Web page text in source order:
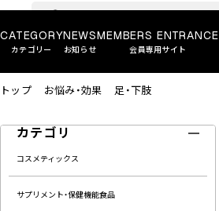
CATEGORY
カテゴリー
NEWS
お知らせ
MEMBERS ENTRANCE
会員専用サイト
トップ お悩み・効果 足・下肢
カテゴリ
コスメティックス
サプリメント・保健機能食品